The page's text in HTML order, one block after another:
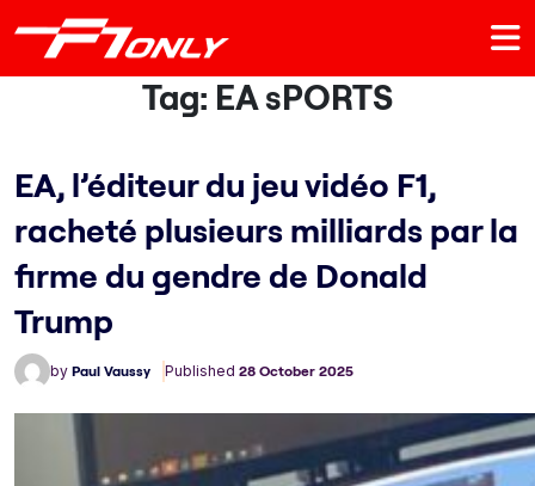
Tag: EA sPORTS
EA, l’éditeur du jeu vidéo F1,
racheté plusieurs milliards par la
firme du gendre de Donald
Trump
by Paul Vaussy Published 28 October 2025